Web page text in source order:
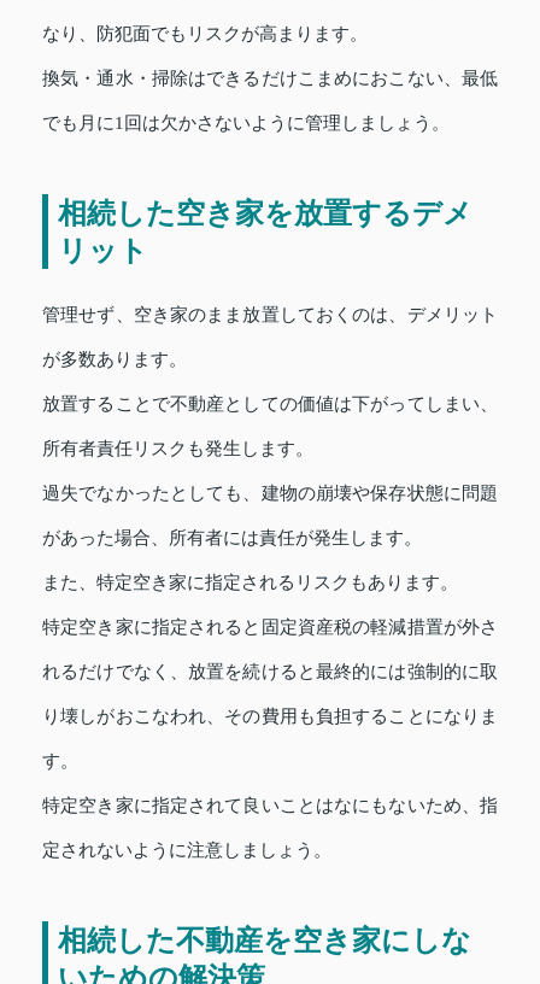
なり、防犯面でもリスクが高まります。
換気・通水・掃除はできるだけこまめにおこない、最低
でも月に1回は欠かさないように管理しましょう。
相続した空き家を放置するデメ
リット
管理せず、空き家のまま放置しておくのは、デメリット
が多数あります。
放置することで不動産としての価値は下がってしまい、
所有者責任リスクも発生します。
過失でなかったとしても、建物の崩壊や保存状態に問題
があった場合、所有者には責任が発生します。
また、特定空き家に指定されるリスクもあります。
特定空き家に指定されると固定資産税の軽減措置が外さ
れるだけでなく、放置を続けると最終的には強制的に取
り壊しがおこなわれ、その費用も負担することになりま
す。
特定空き家に指定されて良いことはなにもないため、指
定されないように注意しましょう。
相続した不動産を空き家にしな
いための解決策